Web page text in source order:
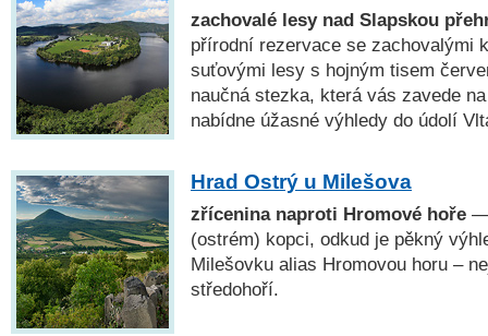
zachovalé lesy nad Slapskou
přírodní rezervace se zachovalými
suťovými lesy s hojným tisem
naučná stezka, která vás zavede
nabídne úžasné výhledy do údolí
Hrad Ostrý u Milešova
zřícenina naproti Hromové hoře —
(ostrém) kopci, odkud je pěkný
Milešovku alias Hromovou horu –
středohoří.